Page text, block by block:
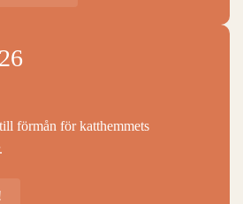
förmån för katthemmets